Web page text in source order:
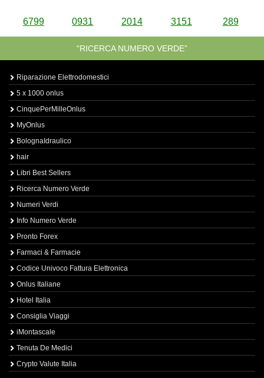
6799 0931 2014 3151 289
“RICERCA NUMERO VERDE”
Riparazione Elettrodomestici
5 x 1000 onlus
CinquePerMilleOnlus
MyOnlus
BolognaIdraulico
hair
Libri Best Sellers
Ricerca Numero Verde
Numeri Verdi
Info Numero Verde
Pronto Forex
Farmaci & Farmacie
Codice Univoco Fattura Elettronica
Onlus Italiane
Hotel Italia
Consiglia Viaggi
iMontascale
Tenuta De Medici
Crypto Valute Italia